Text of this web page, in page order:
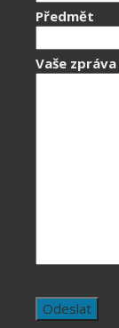
Předmět
Vaše zpráva